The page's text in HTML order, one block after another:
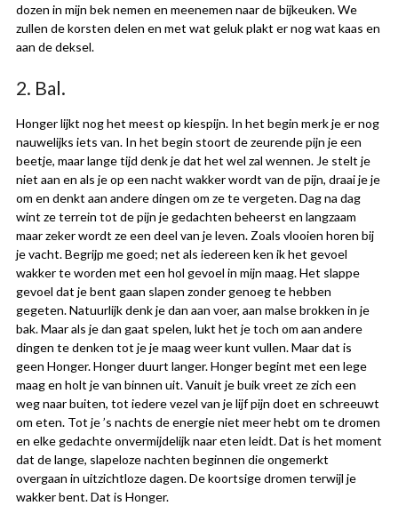
dozen in mijn bek nemen en meenemen naar de bijkeuken. We
zullen de korsten delen en met wat geluk plakt er nog wat kaas en
aan de deksel.
2. Bal.
Honger lijkt nog het meest op kiespijn. In het begin merk je er nog
nauwelijks iets van. In het begin stoort de zeurende pijn je een
beetje, maar lange tijd denk je dat het wel zal wennen. Je stelt je
niet aan en als je op een nacht wakker wordt van de pijn, draai je je
om en denkt aan andere dingen om ze te vergeten. Dag na dag
wint ze terrein tot de pijn je gedachten beheerst en langzaam
maar zeker wordt ze een deel van je leven. Zoals vlooien horen bij
je vacht. Begrijp me goed; net als iedereen ken ik het gevoel
wakker te worden met een hol gevoel in mijn maag. Het slappe
gevoel dat je bent gaan slapen zonder genoeg te hebben
gegeten. Natuurlijk denk je dan aan voer, aan malse brokken in je
bak. Maar als je dan gaat spelen, lukt het je toch om aan andere
dingen te denken tot je je maag weer kunt vullen. Maar dat is
geen Honger. Honger duurt langer. Honger begint met een lege
maag en holt je van binnen uit. Vanuit je buik vreet ze zich een
weg naar buiten, tot iedere vezel van je lijf pijn doet en schreeuwt
om eten. Tot je ’s nachts de energie niet meer hebt om te dromen
en elke gedachte onvermijdelijk naar eten leidt. Dat is het moment
dat de lange, slapeloze nachten beginnen die ongemerkt
overgaan in uitzichtloze dagen. De koortsige dromen terwijl je
wakker bent. Dat is Honger.